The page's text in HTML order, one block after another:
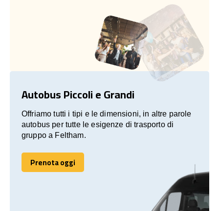
Autobus Piccoli e Grandi
Offriamo tutti i tipi e le dimensioni, in altre parole
autobus per tutte le esigenze di trasporto di
gruppo a Feltham.
Prenota oggi
Prenota oggi